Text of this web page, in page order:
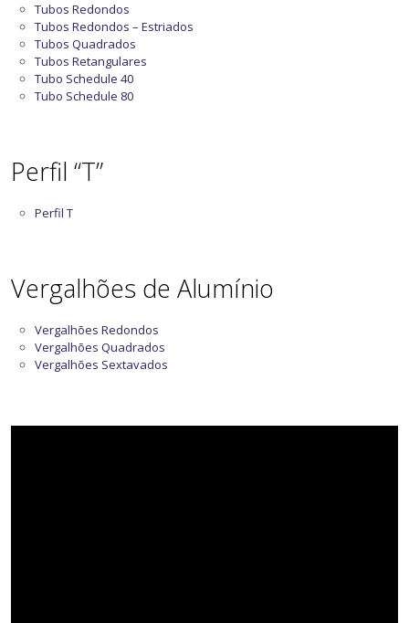
Tubos Redondos
Tubos Redondos – Estriados
Tubos Quadrados
Tubos Retangulares
Tubo Schedule 40
Tubo Schedule 80
Perfil “T”
Perfil T
Vergalhões de Alumínio
Vergalhões Redondos
Vergalhões Quadrados
Vergalhões Sextavados